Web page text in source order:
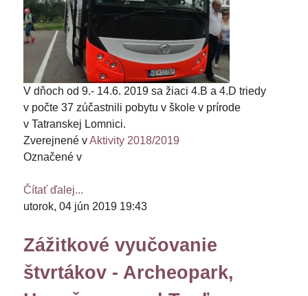
V dňoch od 9.- 14.6. 2019 sa žiaci 4.B a 4.D triedy
v počte 37 zúčastnili pobytu v škole v prírode
v Tatranskej Lomnici.
Zverejnené vAktivity 2018/2019
Označené v
Čítať ďalej...
utorok, 04 jún 2019 19:43
Zážitkové vyučovanie
štvrtákov - Archeopark,